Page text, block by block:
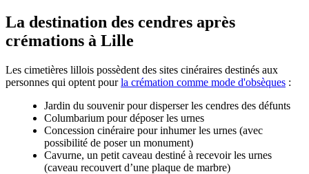
La destination des cendres après
crémations à Lille
Les cimetières lillois possèdent des sites cinéraires destinés aux
personnes qui optent pourla crémation comme mode d'obsèques :
Jardin du souvenir pour disperser les cendres des défunts
Columbarium pour déposer les urnes
Concession cinéraire pour inhumer les urnes (avec
possibilité de poser un monument)
Cavurne, un petit caveau destiné à recevoir les urnes
(caveau recouvert d’une plaque de marbre)